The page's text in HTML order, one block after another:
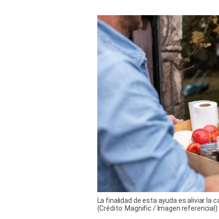
La finalidad de esta ayuda es aliviar la
(Crédito: Magnific / Imagen referencial)